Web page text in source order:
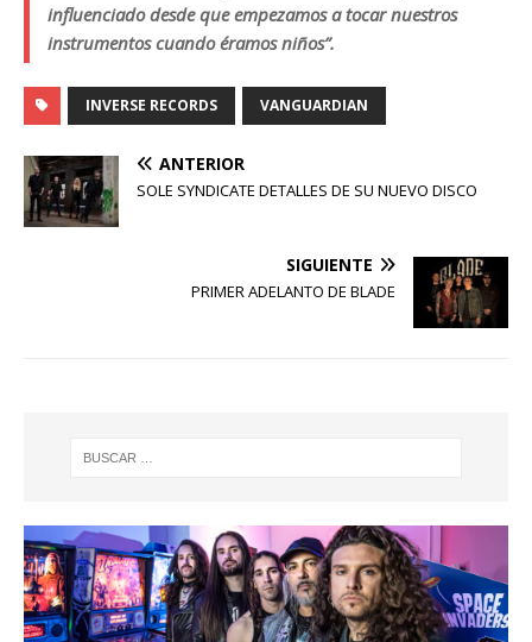
influenciado desde que empezamos a tocar nuestros
instrumentos cuando éramos niños”.
INVERSE RECORDS VANGUARDIAN
ANTERIOR
SOLE SYNDICATE DETALLES DE SU NUEVO DISCO
SIGUIENTE
PRIMER ADELANTO DE BLADE